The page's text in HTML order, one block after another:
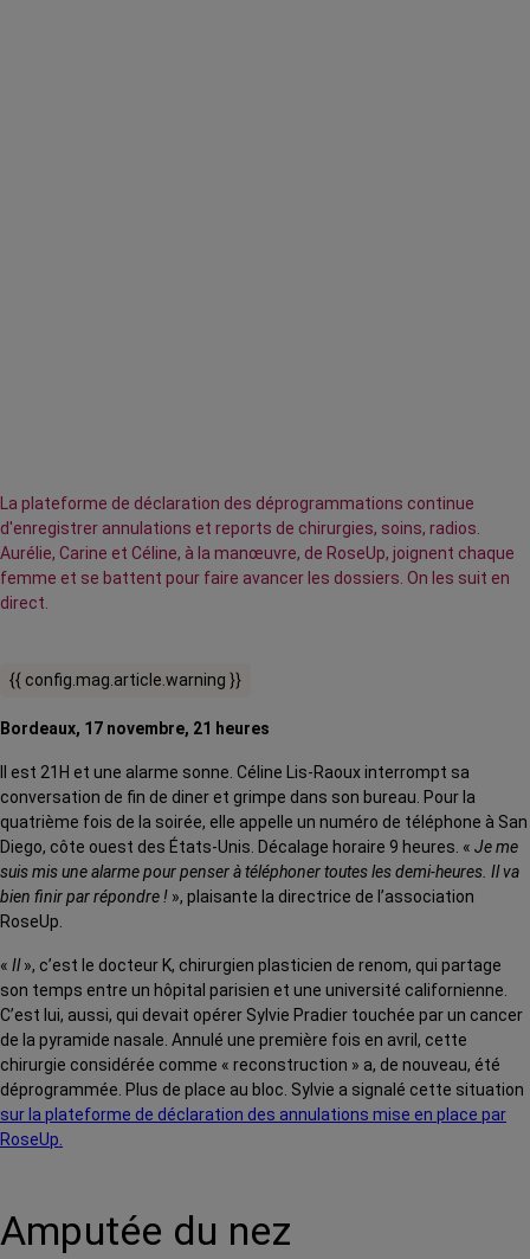
La plateforme de déclaration des déprogrammations continue
d'enregistrer annulations et reports de chirurgies, soins, radios.
Aurélie, Carine et Céline, à la manœuvre, de RoseUp, joignent chaque
femme et se battent pour faire avancer les dossiers. On les suit en
direct.
{{ config.mag.article.warning }}
Bordeaux, 17 novembre, 21 heures
Il est 21H et une alarme sonne. Céline Lis-Raoux interrompt sa
conversation de fin de diner et grimpe dans son bureau. Pour la
quatrième fois de la soirée, elle appelle un numéro de téléphone à San
Diego, côte ouest des États-Unis. Décalage horaire 9 heures. « Je me
suis mis une alarme pour penser à téléphoner toutes les demi-heures. Il va
bien finir par répondre ! », plaisante la directrice de l’association
RoseUp.
« Il», c’est le docteur K, chirurgien plasticien de renom, qui partage
son temps entre un hôpital parisien et une université californienne.
C’est lui, aussi, qui devait opérer Sylvie Pradier touchée par un cancer
de la pyramide nasale. Annulé une première fois en avril, cette
chirurgie considérée comme « reconstruction » a, de nouveau, été
déprogrammée. Plus de place au bloc. Sylvie a signalé cette situation
sur la plateforme de déclaration des annulations mise en place par
RoseUp.
Amputée du nez